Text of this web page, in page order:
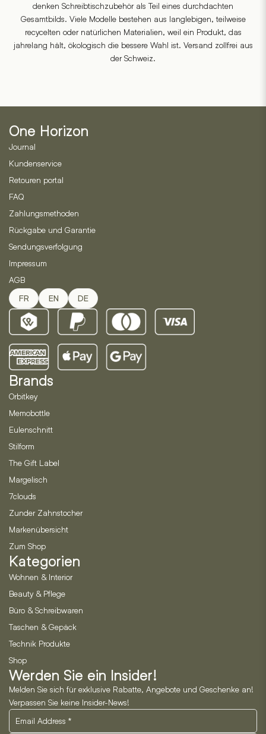
denken Schreibtischzubehör als Teil eines durchdachten
Gesamtbilds. Viele Modelle bestehen aus langlebigen, teilweise
recycelten oder natürlichen Materialien, weil ein Produkt, das
jahrelang hält, ökologisch die bessere Wahl ist. Versand zollfrei aus
der Schweiz.
One Horizon
Journal
Kundenservice
Retouren portal
FAQ
Zahlungsmethoden
Rückgabe und Garantie
Sendungsverfolgung
Impressum
AGB
FR EN DE
Brands
Orbitkey
Memobottle
Eulenschnitt
Stilform
The Gift Label
Margelisch
7clouds
Zunder Zahnstocher
Markenübersicht
Zum Shop
Kategorien
Wohnen & Interior
Beauty & Pflege
Büro & Schreibwaren
Taschen & Gepäck
Technik Produkte
Shop
Werden Sie ein Insider!
Melden Sie sich für exklusive Rabatte, Angebote und Geschenke an!
Verpassen Sie keine Insider-News!